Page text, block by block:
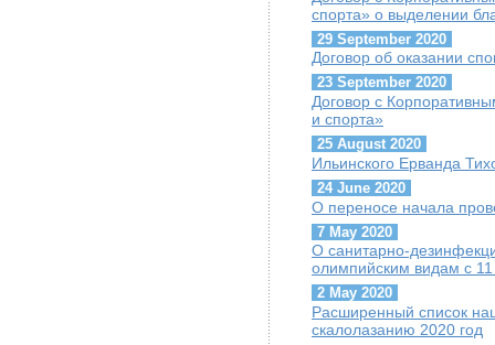
спорта» о выделении
29 September 2020
Договор об оказании
23 September 2020
Договор с
и спорта»
25 August 2020
Ильинского Ерванда
24 June 2020
О переносе начала
7 May 2020
О санитарно-
олимпийским видам с
2 May 2020
Расширенный список
скалолазанию 2020 год